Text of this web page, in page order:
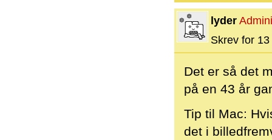
lyder
Skrev for
Det er så det
på en 43 år
Tip til Mac:
det i